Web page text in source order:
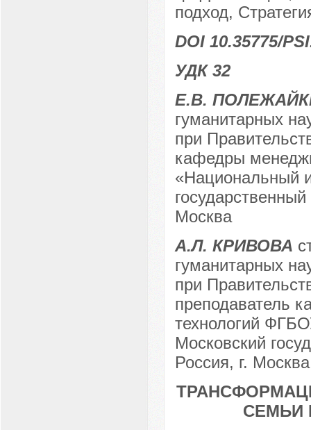
подход,
DOI 10.35775/
УДК 32
Е.В.
гуманитарных
при
кафедры
«Национальный
Москва
А.Л. КРИВОВА
гуманитарных
при
преподаватель
технологий
Московский
Россия, г. Москва
СЕМЬИ